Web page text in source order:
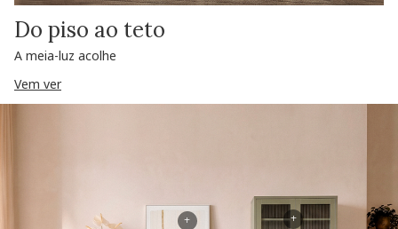
Do piso ao teto
A meia-luz acolhe
Vem ver
+
+